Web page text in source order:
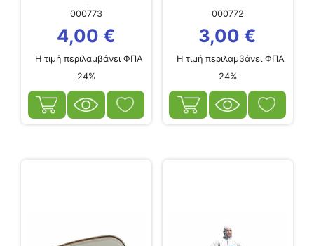
τεμάχια
000773
4,00 €
Η τιμή περιλαμβάνει ΦΠΑ
24%
000772
3,00 €
Η τιμή περιλαμβάνει ΦΠΑ
24%